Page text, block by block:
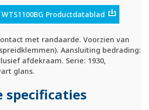
Productdatablad
met randaarde. Voorzien van
Aansluiting bedrading:
afdekraam. Serie: 1930,
glans.
specificaties